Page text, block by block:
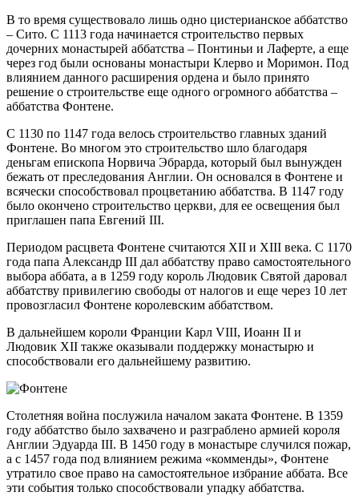
В то время существовало лишь одно цистерианское аббатство
– Сито. С 1113 года начинается строительство первых
дочерних монастырей аббатства – Понтиньи и Лаферте, а еще
через год были основаны монастыри Клерво и Моримон. Под
влиянием данного расширения ордена и было принято
решение о строительстве еще одного огромного аббатства –
аббатства Фонтене.
С 1130 по 1147 года велось строительство главных зданий
Фонтене. Во многом это строительство шло благодаря
деньгам епископа Норвича Эбрарда, который был вынужден
бежать от преследования Англии. Он основался в Фонтене и
всячески способствовал процветанию аббатства. В 1147 году
было окончено строительство церкви, для ее освещения был
приглашен папа Евгений III.
Периодом расцвета Фонтене считаются XII и XIII века. С 1170
года папа Александр III дал аббатству право самостоятельного
выбора аббата, а в 1259 году король Людовик Святой даровал
аббатству привилегию свободы от налогов и еще через 10 лет
провозгласил Фонтене королевским аббатством.
В дальнейшем короли Франции Карл VIII, Иоанн II и
Людовик XII также оказывали поддержку монастырю и
способствовали его дальнейшему развитию.
Столетняя война послужила началом заката Фонтене. В 1359
году аббатство было захвачено и разграблено армией короля
Англии Эдуарда III. В 1450 году в монастыре случился пожар,
а с 1457 года под влиянием режима «комменды», Фонтене
утратило свое право на самостоятельное избрание аббата. Все
эти события только способствовали упадку аббатства.